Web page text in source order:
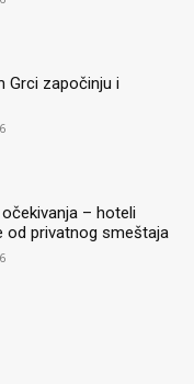
Grci započinju i
– hoteli
od privatnog smeštaja